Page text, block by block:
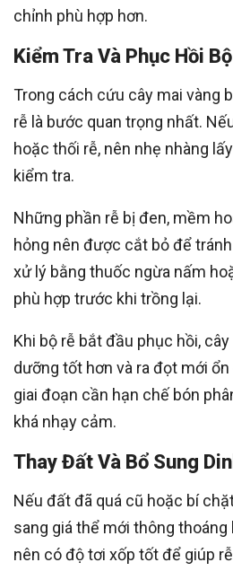
chỉnh phù hợp hơn.
Kiểm Tra Và Phục Hồi
Trong cách cứu cây mai vàng
rễ là bước quan trọng nhất.
hoặc thối rễ, nên nhẹ nhàng
kiểm tra.
Những phần rễ bị đen, mềm
hỏng nên được cắt bỏ để
xử lý bằng thuốc ngừa nấm
phù hợp trước khi trồng lại.
Khi bộ rễ bắt đầu phục hồi,
dưỡng tốt hơn và ra đọt mới
giai đoạn cần hạn chế bón
khá nhạy cảm.
Thay Đất Và Bổ Sung
Nếu đất đã quá cũ hoặc bí
sang giá thể mới thông
nên có độ tơi xốp tốt để giúp